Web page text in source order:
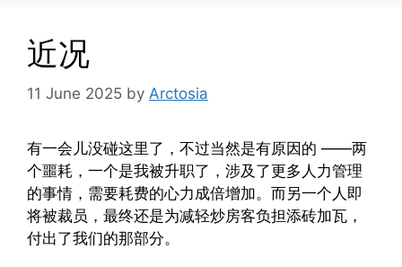
近况
11 June 2025 by Arctosia
有一会儿没碰这里了，不过当然是有原因的 ——两
个噩耗，一个是我被升职了，涉及了更多人力管理
的事情，需要耗费的心力成倍增加。而另一个人即
将被裁员，最终还是为减轻炒房客负担添砖加瓦，
付出了我们的那部分。